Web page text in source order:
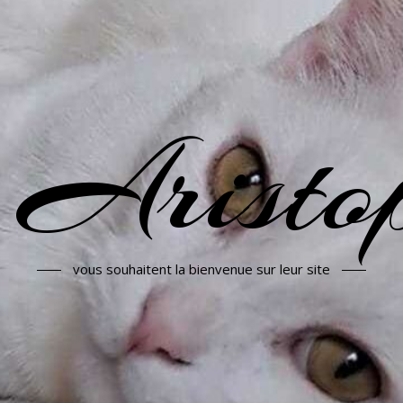
vous souhaitent la bienvenue sur leur site